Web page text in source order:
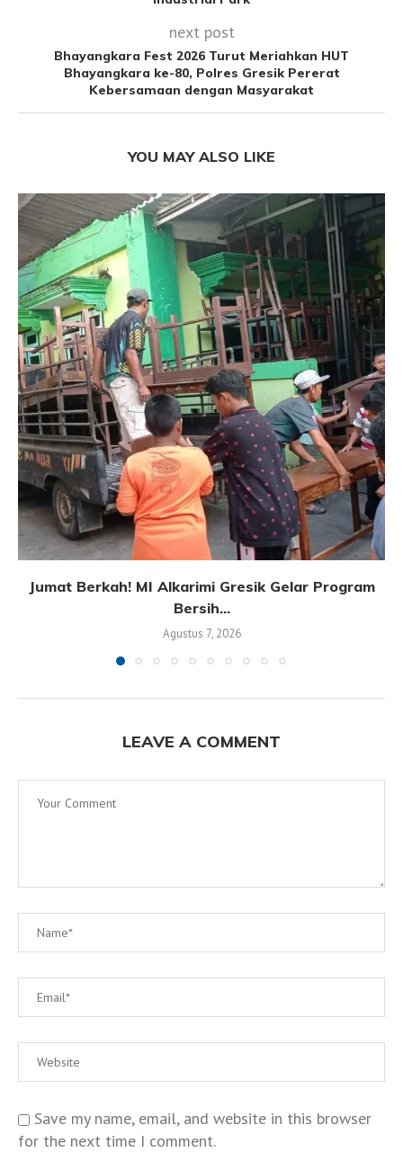
next post
Bhayangkara Fest 2026 Turut Meriahkan HUT
Bhayangkara ke-80, Polres Gresik Pererat
Kebersamaan dengan Masyarakat
YOU MAY ALSO LIKE
Jumat Berkah! MI Alkarimi Gresik Gelar Program
Bersih...
Agustus 7, 2026
LEAVE A COMMENT
Save my name, email, and website in this browser
for the next time I comment.